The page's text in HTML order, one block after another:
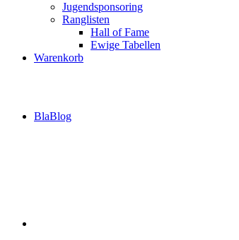
Jugendsponsoring
Ranglisten
Hall of Fame
Ewige Tabellen
Warenkorb
BlaBlog